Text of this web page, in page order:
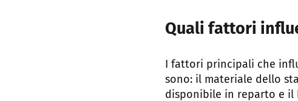
Quali fattori
I fattori principali che
sono: il materiale dello
disponibile in reparto e il